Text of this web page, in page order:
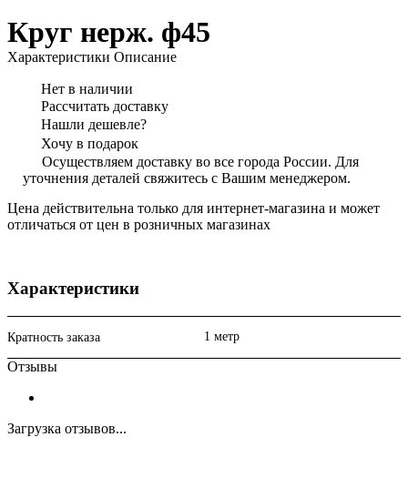
Круг нерж. ф45
Характеристики Описание
Нет в наличии
Рассчитать доставку
Нашли дешевле?
Хочу в подарок
Осуществляем доставку во все города России. Для
уточнения деталей свяжитесь с Вашим менеджером.
Цена действительна только для интернет-магазина и может
отличаться от цен в розничных магазинах
Характеристики
Кратность заказа 1 метр
Отзывы
Загрузка отзывов...